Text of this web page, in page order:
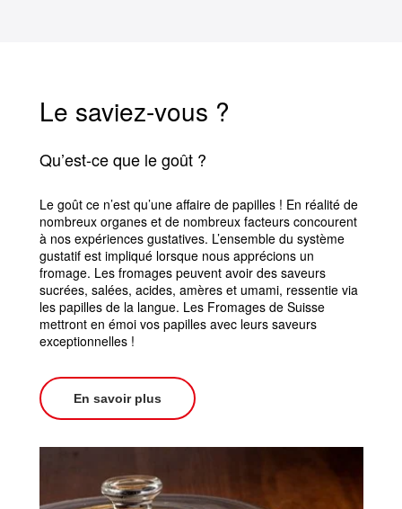
Le saviez-vous ?
Qu’est-ce que le goût ?
Le goût ce n’est qu’une affaire de papilles ! En réalité de
nombreux organes et de nombreux facteurs concourent
à nos expériences gustatives. L’ensemble du système
gustatif est impliqué lorsque nous apprécions un
fromage. Les fromages peuvent avoir des saveurs
sucrées, salées, acides, amères et umami, ressentie via
les papilles de la langue. Les Fromages de Suisse
mettront en émoi vos papilles avec leurs saveurs
exceptionnelles !
En savoir plus